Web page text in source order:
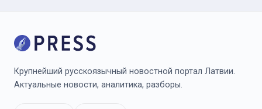
Крупнейший русскоязычный новостной портал Латвии.
Актуальные новости, аналитика, разборы.